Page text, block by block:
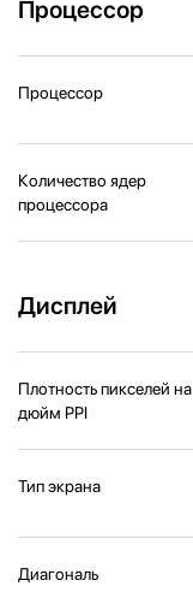
Процессор
Процессор
Количество ядер
процессора
Дисплей
Плотность пикселей на
дюйм PPI
Тип экрана
Диагональ